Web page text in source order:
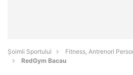
Șoimii Sportului
Fitness, Antrenori
RedGym Bacau